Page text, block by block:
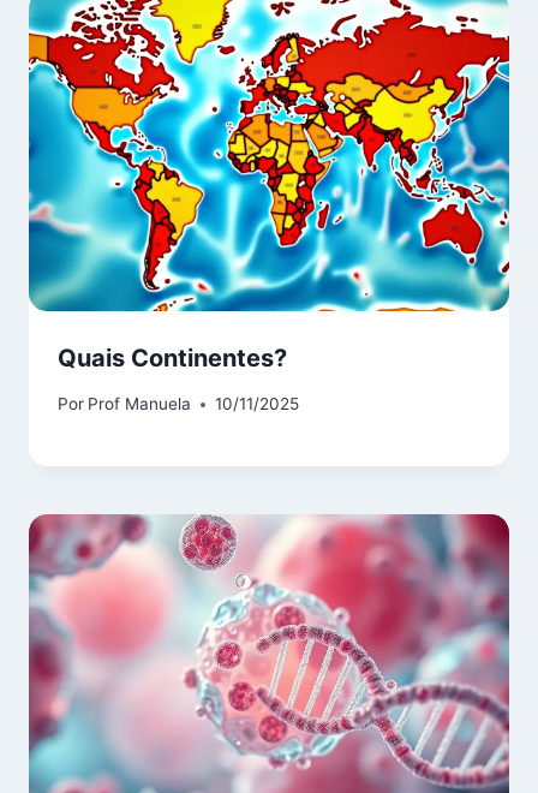
Quais Continentes?
Por Prof Manuela 10/11/2025